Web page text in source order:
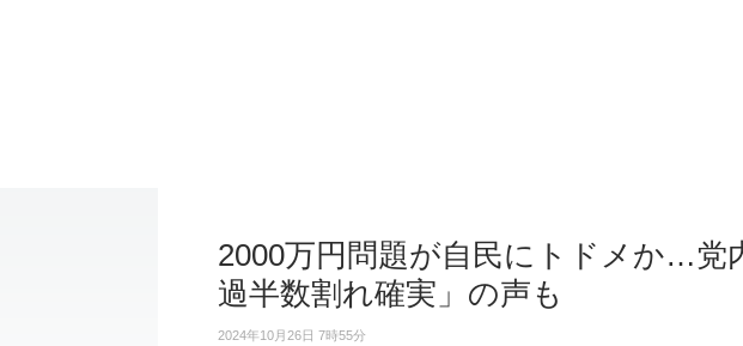
2000万円問題が自民にトドメか…党
過半数割れ確実」の声も
2024年10月26日 7時55分